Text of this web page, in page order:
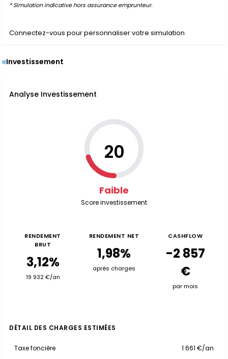
* Simulation indicative hors assurance emprunteur.
Connectez-vous pour personnaliser votre simulation
Investissement
Analyse Investissement
20
Faible
Score investissement
RENDEMENT
BRUT
3,12%
19 932 €/an
RENDEMENT NET
1,98%
après charges
CASHFLOW
-2 857
€
par mois
DÉTAIL DES CHARGES ESTIMÉES
Taxe foncière 1 661 €/an